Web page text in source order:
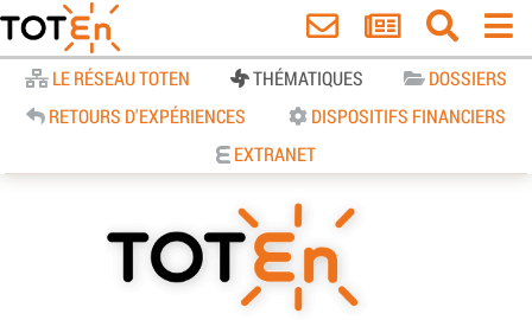
LE RÉSEAU TOTEN THÉMATIQUES
DOSSIERS
RETOURS D'EXPÉRIENCES
DISPOSITIFS FINANCIERS
EXTRANET